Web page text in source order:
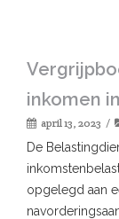
inkomen
april 13, 2023
De
opgelegd aan